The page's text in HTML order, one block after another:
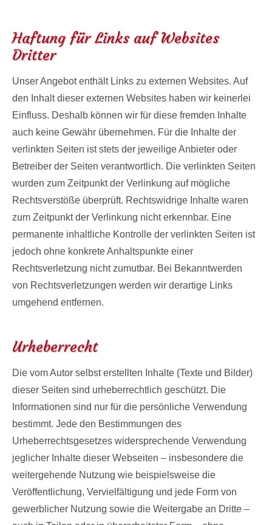
Haftung für Links auf Websites
Dritter
Unser Angebot enthält Links zu externen Websites. Auf
den Inhalt dieser externen Websites haben wir keinerlei
Einfluss. Deshalb können wir für diese fremden Inhalte
auch keine Gewähr übernehmen. Für die Inhalte der
verlinkten Seiten ist stets der jeweilige Anbieter oder
Betreiber der Seiten verantwortlich. Die verlinkten Seiten
wurden zum Zeitpunkt der Verlinkung auf mögliche
Rechtsverstöße überprüft. Rechtswidrige Inhalte waren
zum Zeitpunkt der Verlinkung nicht erkennbar. Eine
permanente inhaltliche Kontrolle der verlinkten Seiten ist
jedoch ohne konkrete Anhaltspunkte einer
Rechtsverletzung nicht zumutbar. Bei Bekanntwerden
von Rechtsverletzungen werden wir derartige Links
umgehend entfernen.
Urheberrecht
Die vom Autor selbst erstellten Inhalte (Texte und Bilder)
dieser Seiten sind urheberrechtlich geschützt. Die
Informationen sind nur für die persönliche Verwendung
bestimmt. Jede den Bestimmungen des
Urheberrechtsgesetzes widersprechende Verwendung
jeglicher Inhalte dieser Webseiten – insbesondere die
weitergehende Nutzung wie beispielsweise die
Veröffentlichung, Vervielfältigung und jede Form von
gewerblicher Nutzung sowie die Weitergabe an Dritte –